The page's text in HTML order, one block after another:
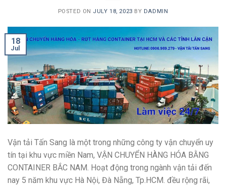
POSTED ON JULY 18, 2023 BY DADMIN
18
Jul
Vận tải Tấn Sang là một trong những công ty vận chuyển uy
tín tại khu vực miền Nam, VẬN CHUYỂN HÀNG HÓA BẰNG
CONTAINER BẮC NAM. Hoạt động trong ngành vận tải đến
nay 5 năm khu vực Hà Nội, Đà Nẵng, Tp.HCM. đều rộng rãi,